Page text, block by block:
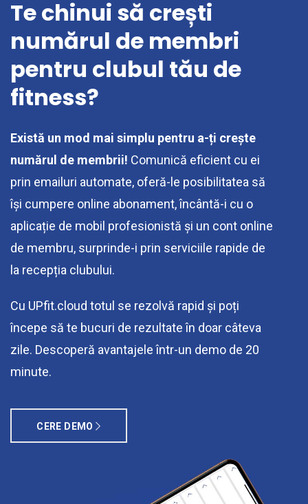
Te chinui să crești
numărul de membri
pentru clubul tău de
fitness?
Există un mod mai simplu pentru a-ți crește
numărul de membrii! Comunică eficient cu ei
prin emailuri automate, oferă-le posibilitatea să
își cumpere online abonament, încântă-i cu o
aplicație de mobil profesionistă și un cont online
de membru, surprinde-i prin serviciile rapide de
la recepția clubului.
Cu UPfit.cloud totul se rezolvă rapid și poți
începe să te bucuri de rezultate în doar câteva
zile. Descoperă avantajele într-un demo de 20
minute.
CERE DEMO